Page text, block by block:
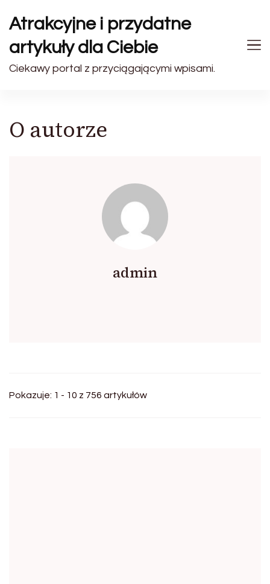
Atrakcyjne i przydatne
artykuły dla Ciebie
Ciekawy portal z przyciągającymi wpisami.
O autorze
admin
Pokazuje: 1 - 10 z 756 artykułów